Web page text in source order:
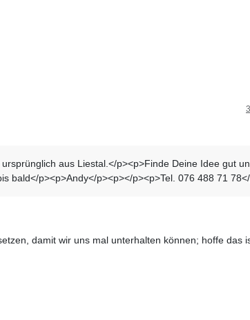
aus Liestal.</p><p>Finde Deine Idee gut
bald</p><p>Andy</p><p></p><p>Tel. 076 488 71
damit wir uns mal unterhalten können; hoffe das